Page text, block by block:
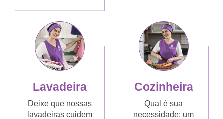
Lavadeira
Deixe que nossas
lavadeiras cuidem
Cozinheira
Qual é sua
necessidade: um